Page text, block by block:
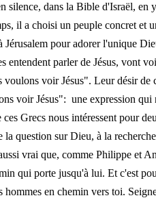
silence, dans la Bible d'Israël, en
il a choisi un peuple concret et
pour adorer l'unique
entendent parler de Jésus, vont
voir Jésus". Leur désir de
voir Jésus": une expression qui
Grecs nous intéressent pour
la question sur Dieu, à la
vrai que, comme Philippe et
qui porte jusqu'à lui. Et c'est
en chemin vers toi.